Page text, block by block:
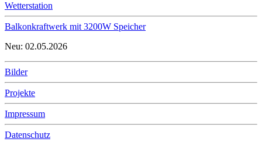
Wetterstation
Balkonkraftwerk mit 3200W Speicher
Neu: 02.05.2026
Bilder
Projekte
Impressum
Datenschutz